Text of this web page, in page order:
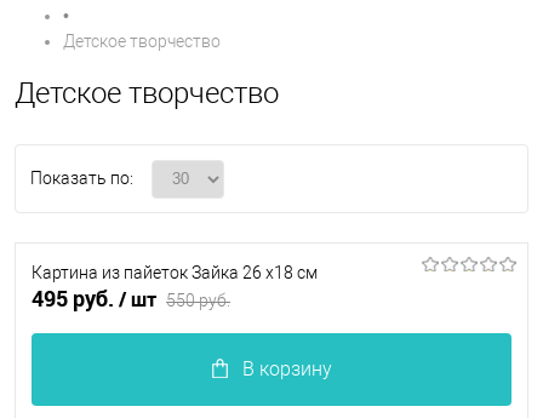
•
Детское творчество
Детское творчество
Показать по:
Картина из пайеток Зайка 26 х18 см
495 руб. / шт 550 руб.
В корзину